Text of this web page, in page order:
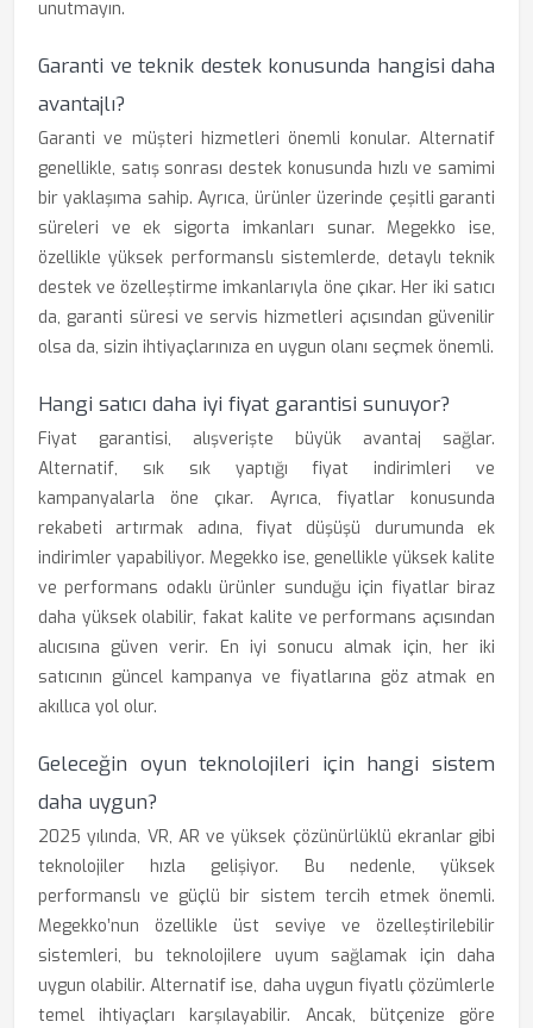
unutmayın.
Garanti ve teknik destek konusunda hangisi daha
avantajlı?
Garanti ve müşteri hizmetleri önemli konular. Alternatif
genellikle, satış sonrası destek konusunda hızlı ve samimi
bir yaklaşıma sahip. Ayrıca, ürünler üzerinde çeşitli garanti
süreleri ve ek sigorta imkanları sunar. Megekko ise,
özellikle yüksek performanslı sistemlerde, detaylı teknik
destek ve özelleştirme imkanlarıyla öne çıkar. Her iki satıcı
da, garanti süresi ve servis hizmetleri açısından güvenilir
olsa da, sizin ihtiyaçlarınıza en uygun olanı seçmek önemli.
Hangi satıcı daha iyi fiyat garantisi sunuyor?
Fiyat garantisi, alışverişte büyük avantaj sağlar.
Alternatif, sık sık yaptığı fiyat indirimleri ve
kampanyalarla öne çıkar. Ayrıca, fiyatlar konusunda
rekabeti artırmak adına, fiyat düşüşü durumunda ek
indirimler yapabiliyor. Megekko ise, genellikle yüksek kalite
ve performans odaklı ürünler sunduğu için fiyatlar biraz
daha yüksek olabilir, fakat kalite ve performans açısından
alıcısına güven verir. En iyi sonucu almak için, her iki
satıcının güncel kampanya ve fiyatlarına göz atmak en
akıllıca yol olur.
Geleceğin oyun teknolojileri için hangi sistem
daha uygun?
2025 yılında, VR, AR ve yüksek çözünürlüklü ekranlar gibi
teknolojiler hızla gelişiyor. Bu nedenle, yüksek
performanslı ve güçlü bir sistem tercih etmek önemli.
Megekko’nun özellikle üst seviye ve özelleştirilebilir
sistemleri, bu teknolojilere uyum sağlamak için daha
uygun olabilir. Alternatif ise, daha uygun fiyatlı çözümlerle
temel ihtiyaçları karşılayabilir. Ancak, bütçenize göre